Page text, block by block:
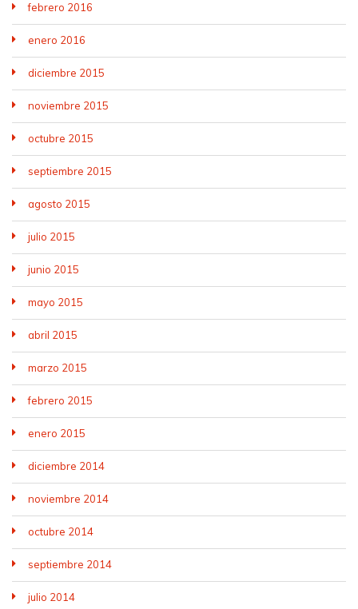
febrero 2016
enero 2016
diciembre 2015
noviembre 2015
octubre 2015
septiembre 2015
agosto 2015
julio 2015
junio 2015
mayo 2015
abril 2015
marzo 2015
febrero 2015
enero 2015
diciembre 2014
noviembre 2014
octubre 2014
septiembre 2014
julio 2014